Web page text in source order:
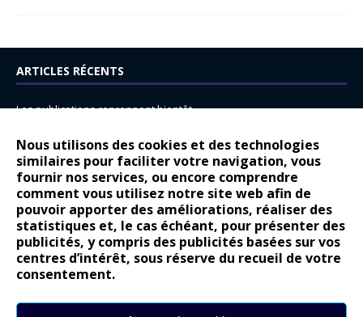
Nous utilisons des cookies et des technologies
similaires pour faciliter votre navigation, vous
fournir nos services, ou encore comprendre
comment vous utilisez notre site web afin de
pouvoir apporter des améliorations, réaliser des
statistiques et, le cas échéant, pour présenter des
publicités, y compris des publicités basées sur vos
centres d’intérêt, sous réserve du recueil de votre
consentement.
ARTICLES RÉCENTS
Les publications reprennent bientôt…
14 juillet : nouveau film de marque pour Citroën
Renault Espace : voyage, voyage…
Peugeot E-208 GTi : naissance d’une légende
COMMENTAIRES RÉCENTS
Bernard Dardartdans
Gilly